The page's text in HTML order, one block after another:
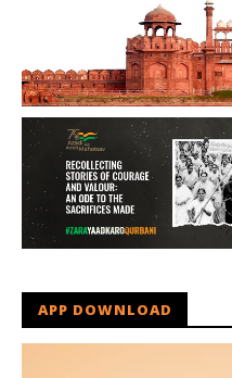
APP DOWNLOAD